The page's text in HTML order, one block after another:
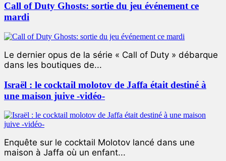
Call of Duty Ghosts: sortie du jeu événement ce
mardi
Le dernier opus de la série « Call of Duty » débarque
dans les boutiques de...
Israël : le cocktail molotov de Jaffa était destiné à
une maison juive -vidéo-
Enquête sur le cocktail Molotov lancé dans une
maison à Jaffa où un enfant...